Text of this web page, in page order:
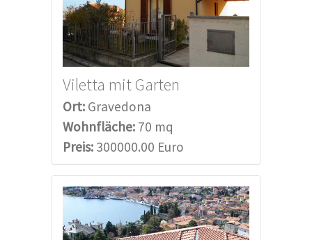
Viletta mit Garten
Ort: Gravedona
Wohnfläche: 70 mq
Preis: 300000.00 Euro